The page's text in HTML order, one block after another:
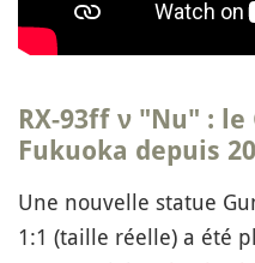
RX-93ff ν "Nu" : le
Fukuoka depuis
Une nouvelle statue
1:1 (taille réelle) a été